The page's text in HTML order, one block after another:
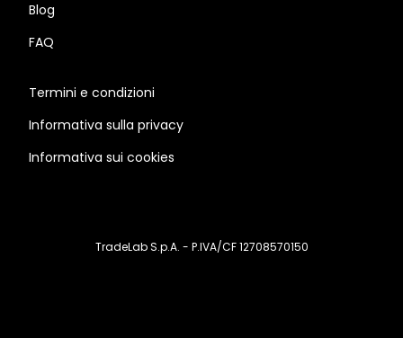
Blog
FAQ
Termini e condizioni
Informativa sulla privacy
Informativa sui cookies
TradeLab S.p.A. - P.IVA/CF 12708570150